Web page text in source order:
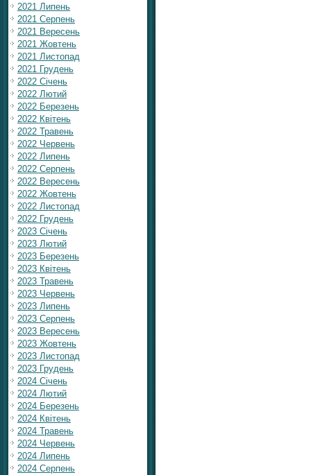
2021 Липень
2021 Серпень
2021 Вересень
2021 Жовтень
2021 Листопад
2021 Грудень
2022 Січень
2022 Лютий
2022 Березень
2022 Квітень
2022 Травень
2022 Червень
2022 Липень
2022 Серпень
2022 Вересень
2022 Жовтень
2022 Листопад
2022 Грудень
2023 Січень
2023 Лютий
2023 Березень
2023 Квітень
2023 Травень
2023 Червень
2023 Липень
2023 Серпень
2023 Вересень
2023 Жовтень
2023 Листопад
2023 Грудень
2024 Січень
2024 Лютий
2024 Березень
2024 Квітень
2024 Травень
2024 Червень
2024 Липень
2024 Серпень